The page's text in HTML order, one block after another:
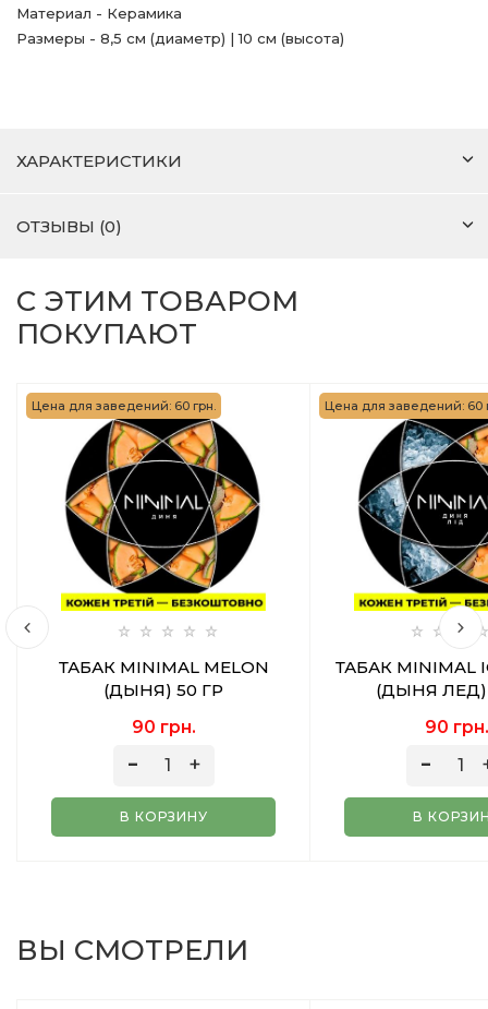
Материал - Керамика
Размеры - 8,5 см (диаметр) | 10 см (высота)
ХАРАКТЕРИСТИКИ
ОТЗЫВЫ (0)
С ЭТИМ ТОВАРОМ
ПОКУПАЮТ
Цена для заведений: 60 грн.
ТАБАК MINIMAL MELON
(ДЫНЯ) 50 ГР
90 грн.
В КОРЗИНУ
Цена для заведений: 60
ТАБАК MINIMAL
(ДЫНЯ ЛЕД)
90 грн.
В
ВЫ СМОТРЕЛИ